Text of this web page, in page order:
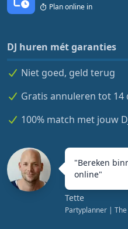
Plan online in
DJ huren mét garanties
Niet goed, geld terug
Gratis annuleren tot
100% match met jouw
"Bereken
online"
Tette
Partyplanner | The